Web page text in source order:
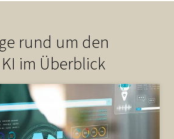
rund um den
im Überblick